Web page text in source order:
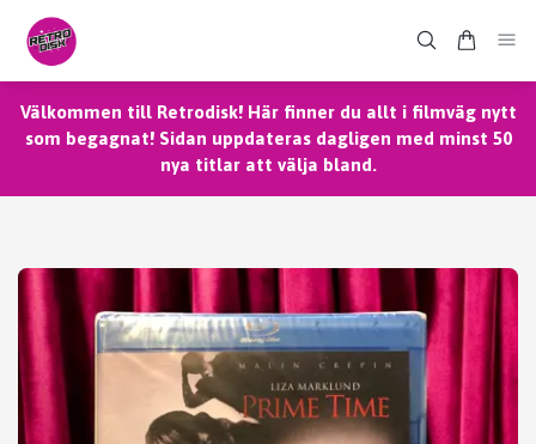
Välkommen till Retrodisk! Här finner du allt i filmväg nytt
som begagnat! Sidan uppdateras dagligen med minst 50
nya titlar att välja bland.